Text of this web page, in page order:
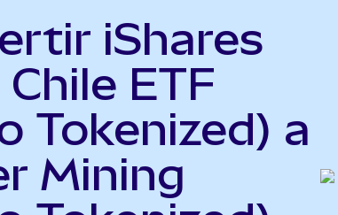
iShares
Chile ETF
Tokenized) a
Mining